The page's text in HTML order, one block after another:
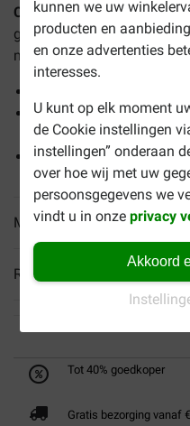
kunnen we uw
producten en
en onze advertenties
interesses.
U kunt op elk moment
de Cookie instellingen
instellingen” onderaan
over hoe wij met uw
persoonsgegevens we
vindt u in onzeprivacy
Akkoord
CaroCroc Puppy Large
gevogelte voor pups en
middelgrote en grote
Ondersteunt gezonde,
gewrichten
Draagt bij aan gezonde
Meer informatie
Reviews
Tot 40% goedkoper
Gratis bezorging vanaf €